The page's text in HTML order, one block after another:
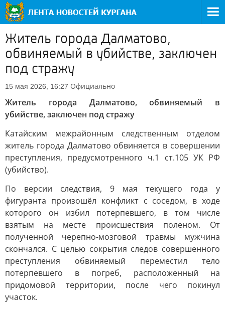
Житель города Далматово,
обвиняемый в убийстве, заключен
под стражу
15 мая 2026, 16:27 Официально
Житель города Далматово, обвиняемый в
убийстве, заключен под стражу
Катайским межрайонным следственным отделом
житель города Далматово обвиняется в совершении
преступления, предусмотренного ч.1 ст.105 УК РФ
(убийство).
По версии следствия, 9 мая текущего года у
фигуранта произошёл конфликт с соседом, в ходе
которого он избил потерпевшего, в том числе
взятым на месте происшествия поленом. От
полученной черепно-мозговой травмы мужчина
скончался. С целью сокрытия следов совершенного
преступления обвиняемый переместил тело
потерпевшего в погреб, расположенный на
придомовой территории, после чего покинул
участок.